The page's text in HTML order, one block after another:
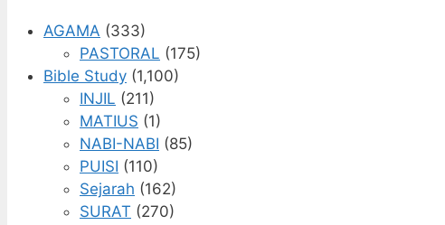
AGAMA (333)
PASTORAL (175)
Bible Study (1,100)
INJIL (211)
MATIUS (1)
NABI-NABI (85)
PUISI (110)
Sejarah (162)
SURAT (270)